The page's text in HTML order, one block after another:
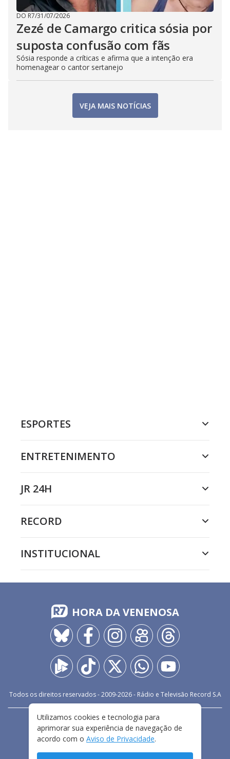
DO R7/31/07/2026
Zezé de Camargo critica sósia por
suposta confusão com fãs
Sósia responde a críticas e afirma que a intenção era
homenagear o cantor sertanejo
VEJA MAIS NOTÍCIAS
ESPORTES
ENTRETENIMENTO
JR 24H
RECORD
INSTITUCIONAL
HORA DA VENENOSA
Todos os direitos reservados - 2009-2026- Rádio e Televisão Record S.A
FALE CONOSCO
PRIVACIDADE
TERMOS E CONDIÇÕES DE USO
Utilizamos cookies e tecnologia para
aprimorar sua experiência de navegação de
acordo com o Aviso de Privacidade.